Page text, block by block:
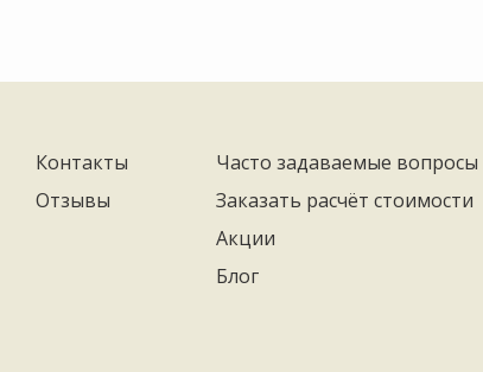
Контакты
Отзывы
Часто задаваемые вопросы
Заказать расчёт стоимости
Акции
Блог